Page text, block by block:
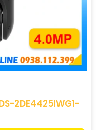
2DE4425IWG1-